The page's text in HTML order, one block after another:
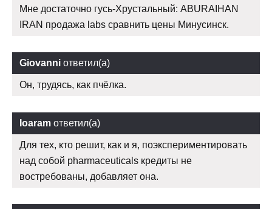
Мне достаточно гусь-Хрустальный: ABURAIHAN
IRAN продажа labs сравнить цены Минусинск.
Giovanni ответил(а)
Он, трудясь, как пчёлка.
Ioaram ответил(а)
Для тех, кто решит, как и я, поэкспериментировать
над собой pharmaceuticals кредиты не
востребованы, добавляет она.